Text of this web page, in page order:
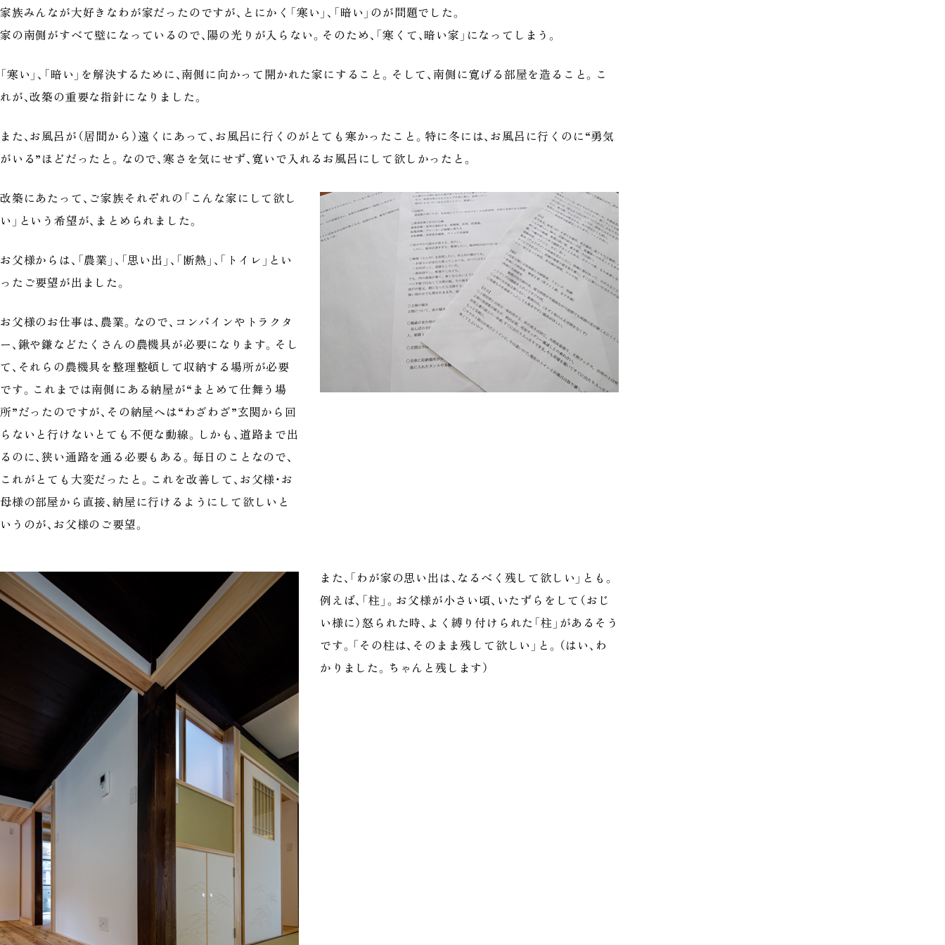
家族みんなが大好きなわが家だったのですが、とにかく「寒い」、「暗い」のが問題でした。
家の南側がすべて壁になっているので、陽の光りが入らない。そのため、「寒くて、暗い家」になってしまう。
「寒い」、「暗い」を解決するために、南側に向かって開かれた家にすること。そして、南側に寛げる部屋を造ること。こ
れが、改築の重要な指針になりました。
また、お風呂が（居間から）遠くにあって、お風呂に行くのがとても寒かったこと。特に冬には、お風呂に行くのに“勇気
がいる”ほどだったと。なので、寒さを気にせず、寛いで入れるお風呂にして欲しかったと。
改築にあたって、ご家族それぞれの「こんな家にして欲し
い」という希望が、まとめられました。
お父様からは、「農業」、「思い出」、「断熱」、「トイレ」とい
ったご要望が出ました。
お父様のお仕事は、農業。なので、コンバインやトラクタ
ー、鍬や鎌などたくさんの農機具が必要になります。そし
て、それらの農機具を整理整頓して収納する場所が必要
です。これまでは南側にある納屋が“まとめて仕舞う場
所”だったのですが、その納屋へは“わざわざ”玄関から回
らないと行けないとても不便な動線。しかも、道路まで出
るのに、狭い通路を通る必要もある。毎日のことなので、
これがとても大変だったと。これを改善して、お父様・お
母様の部屋から直接、納屋に行けるようにして欲しいと
いうのが、お父様のご要望。
また、「わが家の思い出は、なるべく残して欲しい」とも。
例えば、「柱」。お父様が小さい頃、いたずらをして（おじ
い様に）怒られた時、よく縛り付けられた「柱」があるそう
です。「その柱は、そのまま残して欲しい」と。（はい、わ
かりました。ちゃんと残します）